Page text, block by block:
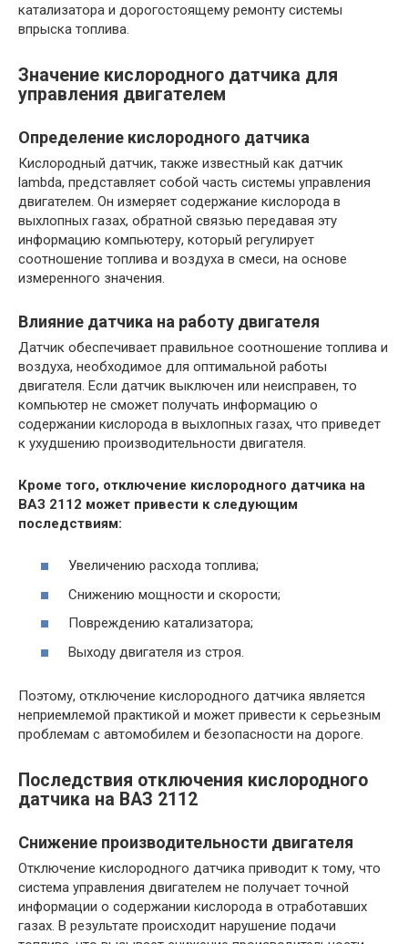
катализатора и дорогостоящему ремонту системы
впрыска топлива.
Значение кислородного датчика для
управления двигателем
Определение кислородного датчика
Кислородный датчик, также известный как датчик
lambda, представляет собой часть системы управления
двигателем. Он измеряет содержание кислорода в
выхлопных газах, обратной связью передавая эту
информацию компьютеру, который регулирует
соотношение топлива и воздуха в смеси, на основе
измеренного значения.
Влияние датчика на работу двигателя
Датчик обеспечивает правильное соотношение топлива и
воздуха, необходимое для оптимальной работы
двигателя. Если датчик выключен или неисправен, то
компьютер не сможет получать информацию о
содержании кислорода в выхлопных газах, что приведет
к ухудшению производительности двигателя.
Кроме того, отключение кислородного датчика на
ВАЗ 2112 может привести к следующим
последствиям:
Увеличению расхода топлива;
Снижению мощности и скорости;
Повреждению катализатора;
Выходу двигателя из строя.
Поэтому, отключение кислородного датчика является
неприемлемой практикой и может привести к серьезным
проблемам с автомобилем и безопасности на дороге.
Последствия отключения кислородного
датчика на ВАЗ 2112
Снижение производительности двигателя
Отключение кислородного датчика приводит к тому, что
система управления двигателем не получает точной
информации о содержании кислорода в отработавших
газах. В результате происходит нарушение подачи